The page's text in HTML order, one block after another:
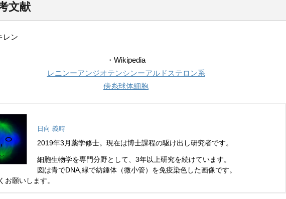
文献
レン
・Wikipedia
レニンーアンジオテンシンーアルドステロン系
傍糸球体細胞
日向 義時
2019年3月薬学修士。現在は博士課程の駆け出し研究者です。
細胞生物学を専門分野として、3年以上研究を続けています。
図は青でDNA,緑で紡錘体（微小管）を免疫染色した画像です。
お願いします。